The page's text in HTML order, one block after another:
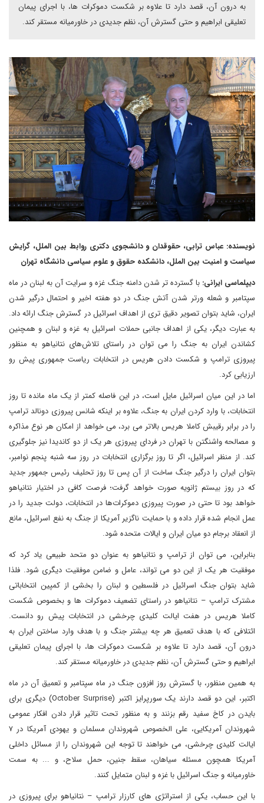
به درون آن، قصد دارد تا علاوه بر شکست دموکرات ها، با اجرای پیمان
تعلیقی ابراهیم و حتی گسترش آن، نظم جدیدی در خاورمیانه مستقر کند.
نویسنده: عباس ترابی، حقوقدان و دانشجوی دکتری روابط بین الملل، گرایش
سیاست و امنیت بین الملل، دانشکده حقوق و علوم سیاسی دانشگاه تهران
دیپلماسی ایرانی:با گسترده تر شدن دامنه جنگ غزه و سرایت آن به لبنان در ماه
سپتامبر و شعله ورتر شدن آتش جنگ در دو هفته اخیر و احتمال درگیر شدن
ایران، شاید بتوان تصویر دقیق تری از اهداف اسرائیل در گسترش جنگ ارائه داد.
به عبارت دیگر، یکی از اهداف جانبی حملات اسرائیل به غزه و لبنان و همچنین
کشاندن ایران به جنگ را می توان در راستای تلاش‌های نتانیاهو به منظور
پیروزی ترامپ و شکست دادن هریس در انتخابات ریاست جمهوری پیش رو
ارزیابی کرد.
اما در این میان اسرائیل مایل است، در این فاصله کمتر از یک ماه مانده تا روز
انتخابات، با وارد کردن ایران به جنگ، علاوه بر اینکه شانس پیروزی دونالد ترامپ
را در برابر رقیبش کاملا هریس بالاتر می برد، می خواهد از امکان هر نوع مذاکره
و مصالحه واشنگتن با تهران در فردای پیروزی هر یک از دو کاندیدا نیز جلوگیری
کند. از منظر اسرائیل، اگر تا روز برگزاری انتخابات در روز سه شنبه پنجم نوامبر،
بتوان ایران را درگیر جنگ ساخت از آن پس تا روز تحلیف رئیس‌ جمهور جدید
که در روز بیستم ژانویه صورت خواهد گرفت؛ فرصت کافی در اختیار نتانیاهو
خواهد بود تا حتی در صورت پیروزی دموکرات‌ها در انتخابات، دولت جدید را در
عمل انجام شده قرار داده و با حمایت ناگزیر آمریکا از جنگ به نفع اسرائیل، مانع
از انعقاد برجام دو میان ایران و ایالات متحده شود.
بنابراین، می توان از ترامپ و نتانیاهو به عنوان دو متحد طبیعی یاد کرد که
موفقیت هر یک از این دو می تواند، عامل و ضامن موفقیت دیگری شود. فلذا
شاید بتوان جنگ اسرائیل در فلسطین و لبنان را بخشی از کمپین انتخاباتی
مشترک ترامپ – نتانیاهو در راستای تضعیف دموکرات ها و بخصوص شکست
کاملا هریس در هفت ایالت کلیدی چرخشی در انتخابات پیش رو دانست.
ائتلافی که با هدف تعمیق هر چه بیشتر جنگ و با هدف وارد ساختن ایران به
درون آن، قصد دارد تا علاوه بر شکست دموکرات ها، با اجرای پیمان تعلیقی
ابراهیم و حتی گسترش آن، نظم جدیدی در خاورمیانه مستقر کند.
به همین منظور، با گسترش روز افزون جنگ در ماه سپتامبر و تعمیق آن در ماه
اکتبر، این دو قصد دارند یک سورپرایز اکتبر (October Surprise) دیگری برای
بایدن در کاخ سفید رقم بزنند و به منظور تحت تاثیر قرار دادن افکار عمومی
شهروندان آمریکایی، علی الخصوص شهروندان مسلمان و یهودی آمریکا در ۷
ایالت کلیدی چرخشی، می خواهند تا توجه این شهروندان را از مسائل داخلی
آمریکا همچون مسئله سیاهان، سقط جنین، حمل سلاح، و ... به سمت
خاورمیانه و جنگ اسرائیل با غزه و لبنان متمایل کنند.
با این حساب، یکی از استراتژی های کارزار ترامپ – نتانیاهو برای پیروزی در